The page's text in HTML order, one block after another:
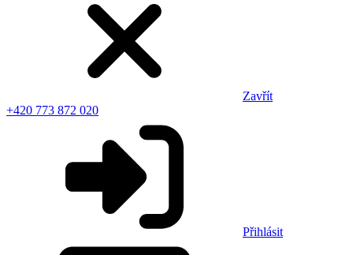
Zavřít
+420 773 872 020
Přihlásit